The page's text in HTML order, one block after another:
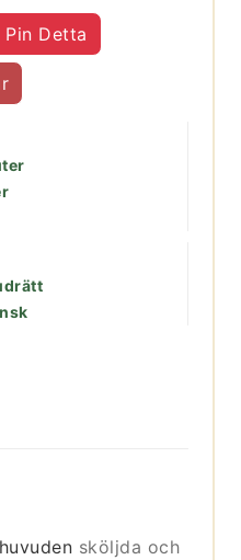
Pin Detta
sköljda och